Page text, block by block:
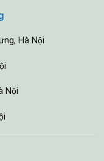
Hà Nội
Nội